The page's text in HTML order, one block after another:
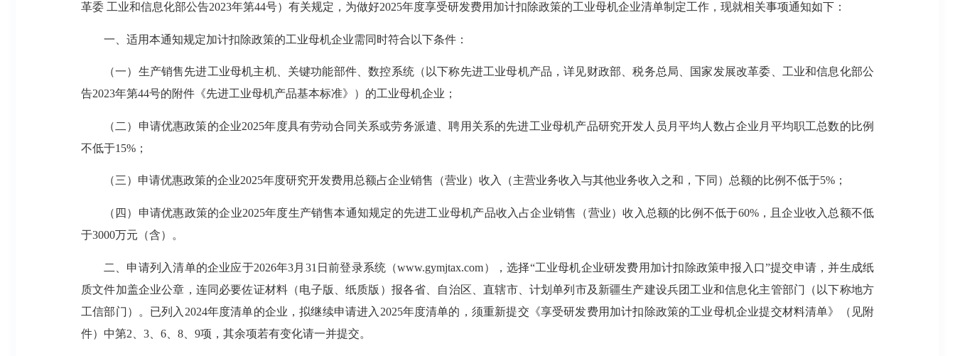
革委 工业和信息化部公告2023年第44号）有关规定，为做好2025年度享受研发费用加计扣除政策的工业母机企业清单制定工作，现就相关事项通知如下：
一、适用本通知规定加计扣除政策的工业母机企业需同时符合以下条件：
（一）生产销售先进工业母机主机、关键功能部件、数控系统（以下称先进工业母机产品，详见财政部、税务总局、国家发展改革委、工业和信息化部公
告2023年第44号的附件《先进工业母机产品基本标准》）的工业母机企业；
（二）申请优惠政策的企业2025年度具有劳动合同关系或劳务派遣、聘用关系的先进工业母机产品研究开发人员月平均人数占企业月平均职工总数的比例
不低于15%；
（三）申请优惠政策的企业2025年度研究开发费用总额占企业销售（营业）收入（主营业务收入与其他业务收入之和，下同）总额的比例不低于5%；
（四）申请优惠政策的企业2025年度生产销售本通知规定的先进工业母机产品收入占企业销售（营业）收入总额的比例不低于60%，且企业收入总额不低
于3000万元（含）。
二、申请列入清单的企业应于2026年3月31日前登录系统（www.gymjtax.com），选择“工业母机企业研发费用加计扣除政策申报入口”提交申请，并生成纸
质文件加盖企业公章，连同必要佐证材料（电子版、纸质版）报各省、自治区、直辖市、计划单列市及新疆生产建设兵团工业和信息化主管部门（以下称地方
工信部门）。已列入2024年度清单的企业，拟继续申请进入2025年度清单的，须重新提交《享受研发费用加计扣除政策的工业母机企业提交材料清单》（见附
件）中第2、3、6、8、9项，其余项若有变化请一并提交。